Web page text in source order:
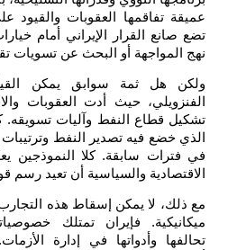
عميقة تفاقمها العقوبات والقيود
تضع صانع القرار الإيراني أمام
نهج المواجهة أو البحث عن تسويات
ولكن هل ثمة سوابق يمكن
الفنزويلي، حيث أدت العقوبات
تشكيل قطاع النفط وآليات تسويقه.
الذي خضع فيه تصدير النفط وترتيبات
في فترات سابقة. كلا
الاقتصادية والسياسية أن تعيد رسم
مع ذلك، لا يمكن إسقاط هذه التجارب
ميكانيكية. فإيران تمتلك
تحالفها وأدواتها في إدارة